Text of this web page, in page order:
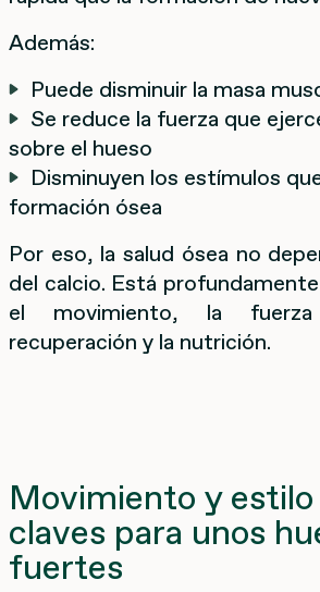
Además:
Puede disminuir la masa
Se reduce la fuerza que
sobre el hueso
Disminuyen los estímulos
formación ósea
Por eso, la salud ósea no
del calcio. Está
el movimiento, la
recuperación y la nutrición.
Movimiento y estilo
claves para unos
fuertes